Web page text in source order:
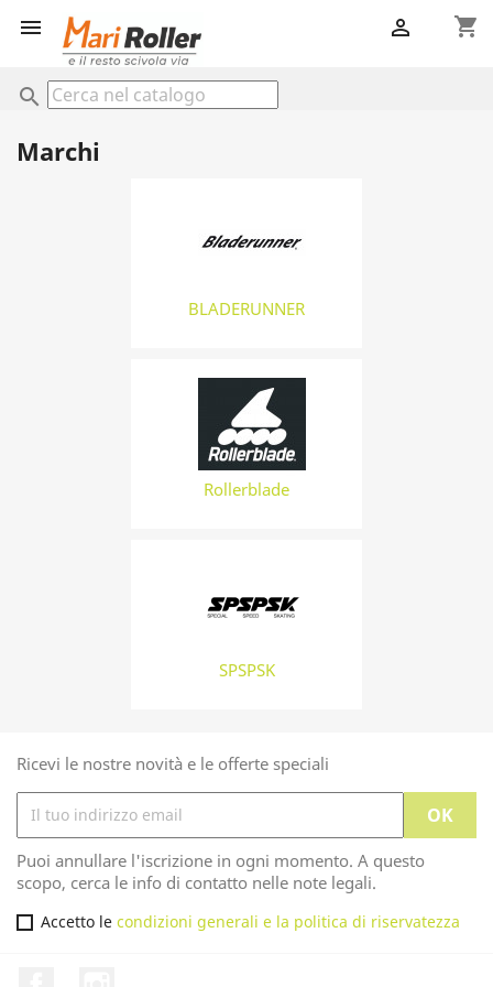
 shopping_cart

search
Marchi
BLADERUNNER
Rollerblade
SPSPSK
Ricevi le nostre novità e le offerte speciali
Puoi annullare l'iscrizione in ogni momento. A questo
scopo, cerca le info di contatto nelle note legali.
Accetto le condizioni generali e la politica di riservatezza